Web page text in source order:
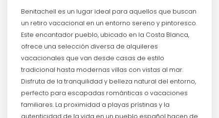
Benitachell es un lugar ideal para aquellos que buscan
un retiro vacacional en un entorno sereno y pintoresco.
Este encantador pueblo, ubicado en la Costa Blanca,
ofrece una selección diversa de alquileres
vacacionales que van desde casas de estilo
tradicional hasta modernas villas con vistas al mar.
Disfruta de la tranquilidad y belleza natural del entorno,
perfecto para escapadas románticas o vacaciones
familiares. La proximidad a playas prístinas y la